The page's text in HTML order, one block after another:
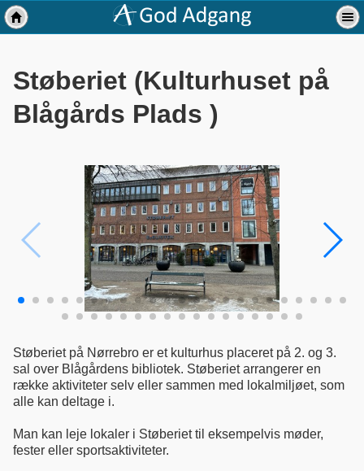
Støberiet (Kulturhuset på
Blågårds Plads )
Støberiet på Nørrebro er et kulturhus placeret på 2. og 3.
sal over Blågårdens bibliotek. Støberiet arrangerer en
række aktiviteter selv eller sammen med lokalmiljøet, som
alle kan deltage i.
Man kan leje lokaler i Støberiet til eksempelvis møder,
fester eller sportsaktiviteter.